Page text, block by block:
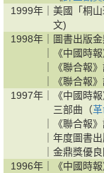
1999年｜ 美國「桐
文)
1998年｜
圖書出版金
《中國時
《聯合報
《聯合報
1997年｜
《中國時
三部曲（
《聯合報
年度圖書出
金鼎獎優良
1996年｜
《中國時